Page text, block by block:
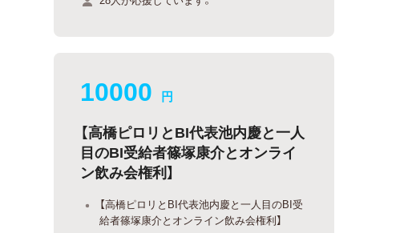
10000 円
【高橋ピロリとBI代表池内慶と一人
目のBI受給者篠塚康介とオンライ
ン飲み会権利】
【高橋ピロリとBI代表池内慶と一人目のBI受
給者篠塚康介とオンライン飲み会権利】